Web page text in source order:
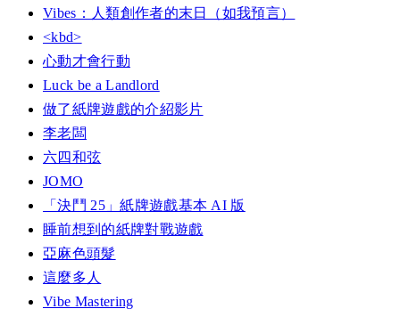
Vibes：人類創作者的末日（如我預言）
<kbd>
心動才會行動
Luck be a Landlord
做了紙牌遊戲的介紹影片
李老闆
六四和弦
JOMO
「決鬥 25」紙牌遊戲基本 AI 版
睡前想到的紙牌對戰遊戲
亞麻色頭髮
這麼多人
Vibe Mastering